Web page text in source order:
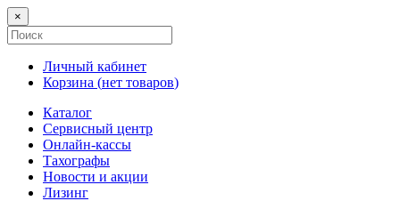
×
Личный кабинет
Корзина (нет товаров)
Каталог
Сервисный центр
Онлайн-кассы
Тахографы
Новости и акции
Лизинг